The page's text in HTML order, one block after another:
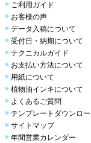
ご利用ガイド
お客様の声
データ入稿について
受付日・納期について
テクニカルガイド
お支払い方法について
用紙について
植物油インキについて
よくあるご質問
テンプレートダウンロ
サイトマップ
年間営業カレンダー